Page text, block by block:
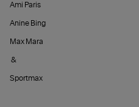
Ami Paris
Anine Bing
Max Mara
&
Sportmax